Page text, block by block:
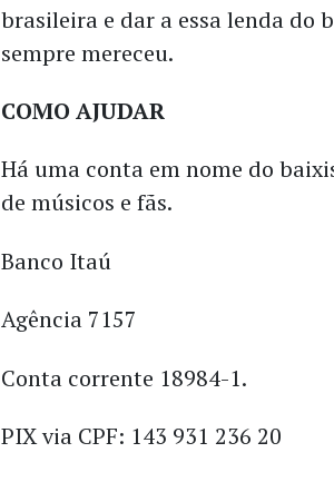
brasileira e dar a essa lenda do
sempre mereceu.
COMO AJUDAR
Há uma conta em nome do
de músicos e fãs.
Banco Itaú
Agência 7157
Conta corrente 18984-1.
PIX via CPF: 143 931 236 20